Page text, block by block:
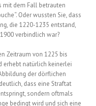
mit dem Fall betrauten
Oder wussten Sie, dass
die 1220-1235 entstand,
verbindlich war?
Zeitraum von 1225 bis
erhebt natürlich keinerlei
der dörflichen
dass eine Straftat
sondern oftmals
bedingt wird und sich eine